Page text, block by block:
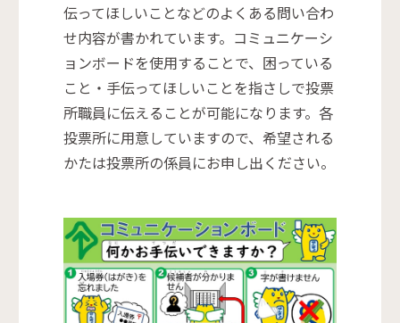
伝ってほしいことなどのよくある問い合わ
せ内容が書かれています。コミュニケーシ
ョンボードを使用することで、困っている
こと・手伝ってほしいことを指さしで投票
所職員に伝えることが可能になります。各
投票所に用意していますので、希望される
かたは投票所の係員にお申し出ください。